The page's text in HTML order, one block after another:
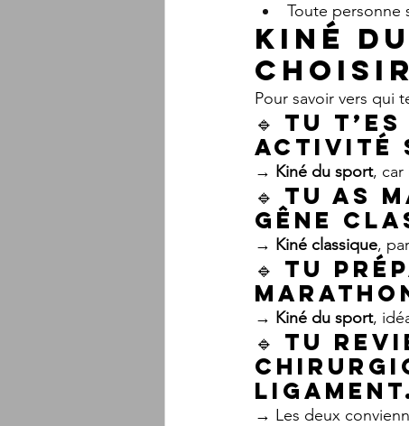
Toute personne
Kiné
Pour savoir vers qui
🔹 Tu
activité
→ Kiné du sport, car
🔹 Tu as
gêne
→ Kiné classique,
🔹 Tu
→ Kiné du sport,
🔹 Tu
→ Les deux